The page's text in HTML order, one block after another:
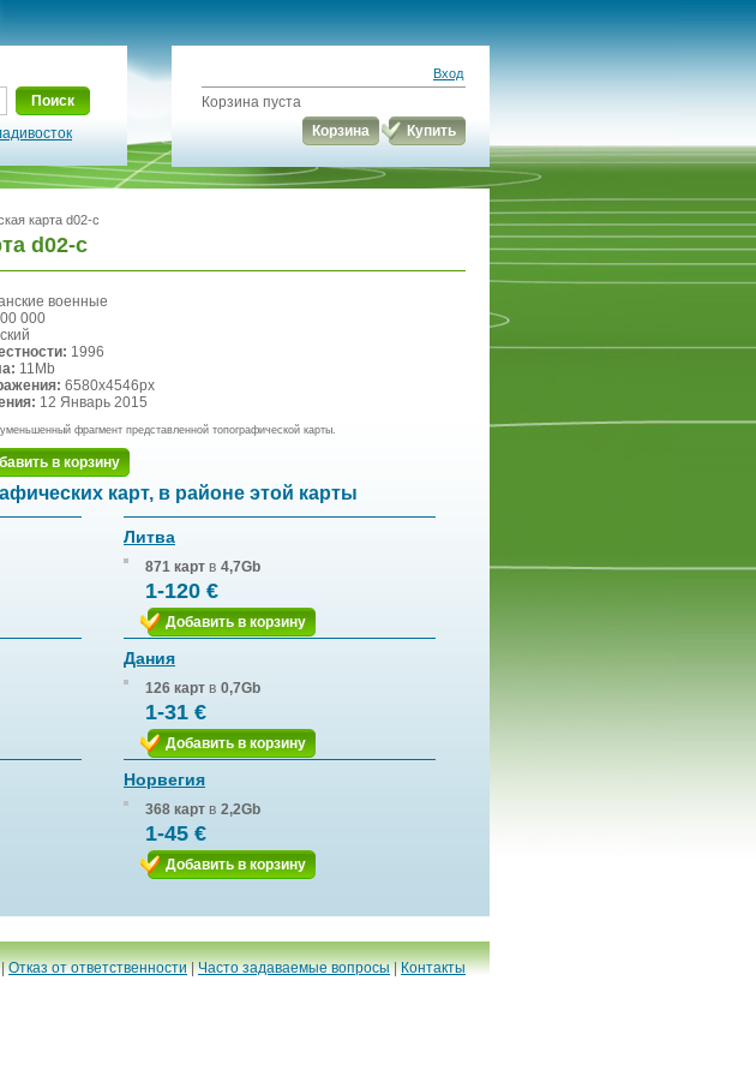
Поиск
Вход
Корзина пуста
Корзина
Купить
карта d02-c
d02-c
военные
000
1996
11Mb
6580x4546px
12 Январь 2015
фрагмент представленной топографической карты.
в корзину
карт, в районе этой карты
Литва
871 карт в 4,7Gb
1-120 €
Добавить в корзину
Дания
126 карт в 0,7Gb
1-31 €
Добавить в корзину
Норвегия
368 карт в 2,2Gb
1-45 €
Добавить в корзину
Отказ от ответственности|Часто задаваемые вопросы|Контакты